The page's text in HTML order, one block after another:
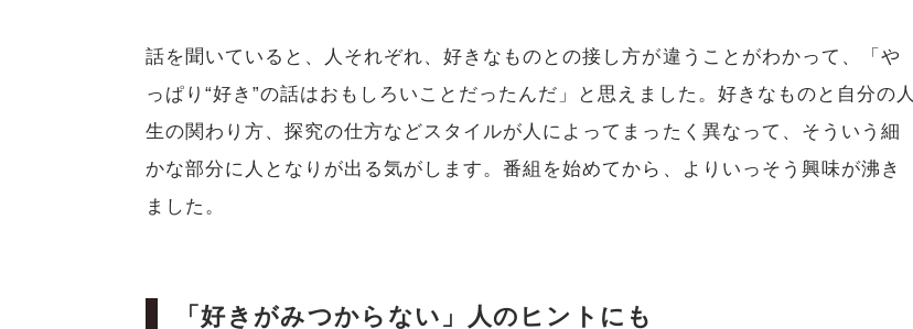
話を聞いていると、人それぞれ、好きなものとの接し方が違うことがわかって、「や
っぱり“好き”の話はおもしろいことだったんだ」と思えました。好きなものと自分の人
生の関わり方、探究の仕方などスタイルが人によってまったく異なって、そういう細
かな部分に人となりが出る気がします。番組を始めてから、よりいっそう興味が沸き
ました。
「好きがみつからない」人のヒントにも